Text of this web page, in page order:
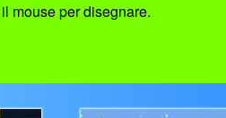
mouse per disegnare.